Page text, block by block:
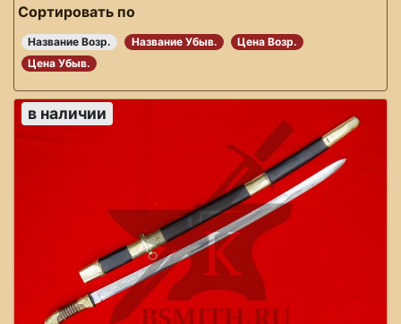
Сортировать по
Название Возр. Название Убыв.
Цена Возр.
Цена Убыв.
в наличии